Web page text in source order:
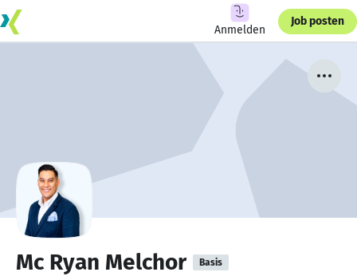
Anmelden
Job posten
Mc Ryan Melchor Basis